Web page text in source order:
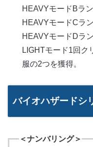
HEAVYモードBラ
HEAVYモードCラ
HEAVYモードDラ
LIGHTモード1回
服の2つを獲得。
バイオハザードシ
＜ナンバリング＞